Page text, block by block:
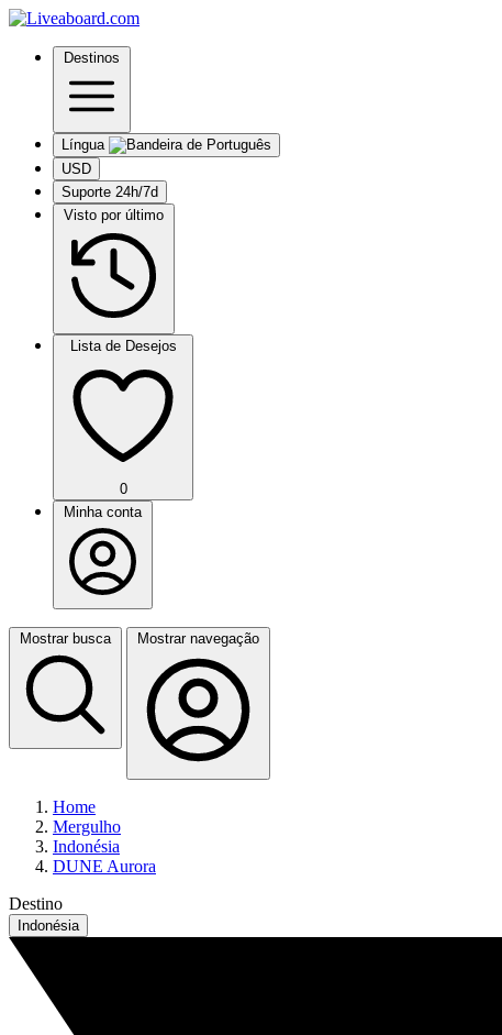
Destinos
Língua
USD
Suporte 24h/7d
Visto por último
Lista de Desejos
0
Minha conta
Mostrar busca Mostrar navegação
Home
Mergulho
Indonésia
DUNE Aurora
Destino
Indonésia